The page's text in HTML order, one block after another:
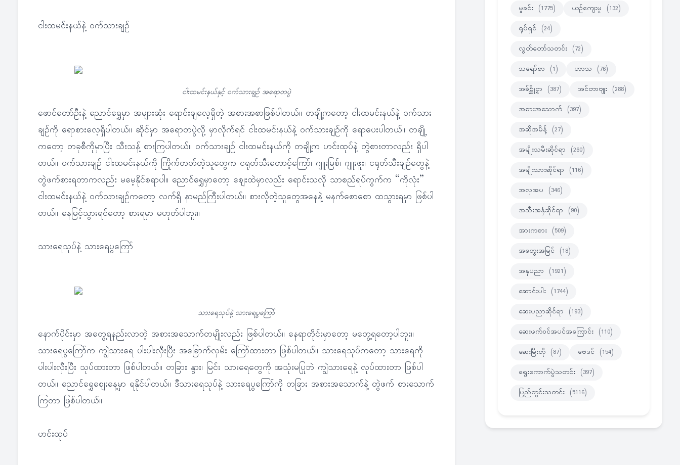
ငါးထမင်းနယ်နဲ့ ဝက်သားချဉ်
ငါးထမင်းနယ်နှင့် ဝက်သားချဉ် အရောတပွဲ
ဖောင်တော်ဦးနဲ့ ညောင်ရွှေမှာ အများဆုံး ရောင်းချလေ့ရှိတဲ့ အစားအစာဖြစ်ပါတယ်။ တချို့ကတော့ ငါးထမင်းနယ်နဲ့ ဝက်သား
ချဉ်ကို ရောစားလေ့ရှိပါတယ်။ ဆိုင်မှာ အရောတပွဲလို့ မှာလိုက်ရင် ငါးထမင်းနယ်နဲ့ ဝက်သားချဉ်ကို ရောပေးပါတယ်။ တချို့
ကတော့ တခုစီကိုမှာပြီး သီးသန့် စားကြပါတယ်။ ဝက်သားချဉ် ငါးထမင်းနယ်ကို တချို့က ဟင်းထုပ်နဲ့ တွဲစားတာလည်း ရှိပါ
တယ်။ ဝက်သားချဉ် ငါးထမင်းနယ်ကို ကြိုက်တတ်တဲ့သူတွေက ငရုတ်သီးတောင့်ကြော်၊ ဂျူးမြစ်၊ ဂျူးဖူး၊ ငရုတ်သီးချဉ်တွေနဲ့
တွဲဖက်စားရတာကလည်း မမေ့နိုင်စရာပါ။ ညောင်ရွှေမှာတော့ ဈေးထဲမှာလည်း ရောင်းသလို သာစည်ရပ်ကွက်က “ကိုလုံး”
ငါးထမင်းနယ်နဲ့ ဝက်သားချဉ်ကတော့ လက်ရှိ နာမည်ကြီးပါတယ်။ စားလိုတဲ့သူတွေအနေနဲ့ မနက်စောစော ထသွားရမှာ ဖြစ်ပါ
တယ်။ နေမြင့်သွားရင်တော့ စားရမှာ မဟုတ်ပါဘူး။
သားရေသုပ်နဲ့ သားရေပွကြော်
သားရေသုပ်နဲ့ သားရေပွကြော်
နောက်ပိုင်းမှာ အတွေ့ရနည်းလာတဲ့ အစားအသောက်တမျိုးလည်း ဖြစ်ပါတယ်။ နေရာတိုင်းမှာတော့ မတွေ့ရတော့ပါဘူး။
သားရေပွကြော်က ကျွဲသားရေ ပါးပါးလှီးပြီး အခြောက်လှမ်း ကြော်ထားတာ ဖြစ်ပါတယ်။ သားရေသုပ်ကတော့ သားရေကို
ပါးပါးလှီးပြီး သုပ်ထားတာ ဖြစ်ပါတယ်။ တခြား နွား၊ မြင်း သားရေတွေကို အသုံးမပြုဘဲ ကျွဲသားရေနဲ့ လုပ်ထားတာ ဖြစ်ပါ
တယ်။ ညောင်ရွှေဈေးနေ့မှာ ရနိုင်ပါတယ်။ ဒီသားရေသုပ်နဲ့ သားရေပွကြော်ကို တခြား အစားအသောက်နဲ့ တွဲဖက် စားသောက်
ကြတာ ဖြစ်ပါတယ်။
ဟင်းထုပ်
မှုခင်း (1775) ယဉ်ကျေးမှု (132)
ရုပ်ရှင် (24)
လွတ်တော်သတင်း (72)
သရော်စာ (1) ဟာသ (76)
အခ်စ္ဆိုင္ရာ (387) အင်တာဗျုး (288)
အစားအသောက် (397)
အဆိုအမိန့် (27)
အမျိုးသမီးဆိုင်ရာ (260)
အမျိုးသားဆိုင်ရာ (116)
အလှအပ (346)
အသီးအနှံဆိုင်ရာ (90)
အားကစား (509)
အတွေးအမြင် (18)
အနုပညာ (1921)
ဆောင်းပါး (1744)
ဆေးပညာဆိုင်ရာ (193)
ဆေးဖက်ဝင်အပင်အကြောင်း (110)
ဆေးမြီးတို (87) ဗေဒင် (154)
ရွေးကောက်ပွဲသတင်း (397)
ပြည်တွင်းသတင်း (5116)